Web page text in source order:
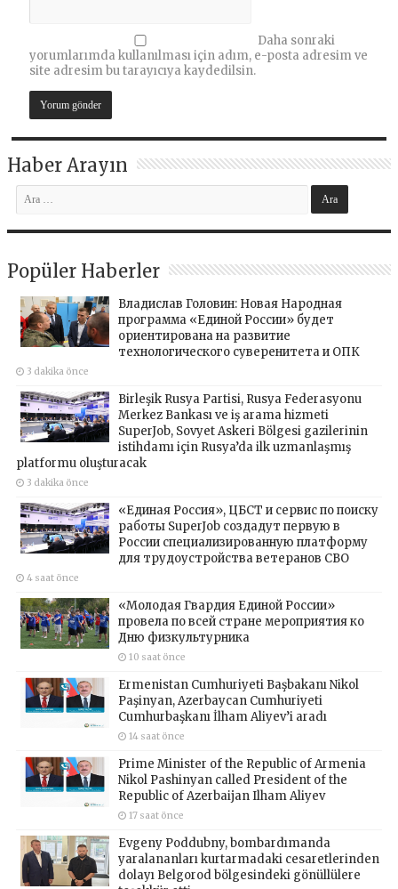
Daha sonraki
yorumlarımda kullanılması için adım, e-posta adresim ve
site adresim bu tarayıcıya kaydedilsin.
Haber Arayın
Popüler Haberler
Владислав Головин: Новая Народная
программа «Единой России» будет
ориентирована на развитие
технологического суверенитета и ОПК
3 dakika önce
Birleşik Rusya Partisi, Rusya Federasyonu
Merkez Bankası ve iş arama hizmeti
SuperJob, Sovyet Askeri Bölgesi gazilerinin
istihdamı için Rusya’da ilk uzmanlaşmış
platformu oluşturacak
3 dakika önce
«Единая Россия», ЦБСТ и сервис по поиску
работы SuperJob создадут первую в
России специализированную платформу
для трудоустройства ветеранов СВО
4 saat önce
«Молодая Гвардия Единой России»
провела по всей стране мероприятия ко
Дню физкультурника
10 saat önce
Ermenistan Cumhuriyeti Başbakanı Nikol
Paşinyan, Azerbaycan Cumhuriyeti
Cumhurbaşkanı İlham Aliyev’i aradı
14 saat önce
Prime Minister of the Republic of Armenia
Nikol Pashinyan called President of the
Republic of Azerbaijan Ilham Aliyev
17 saat önce
Evgeny Poddubny, bombardımanda
yaralananları kurtarmadaki cesaretlerinden
dolayı Belgorod bölgesindeki gönüllülere